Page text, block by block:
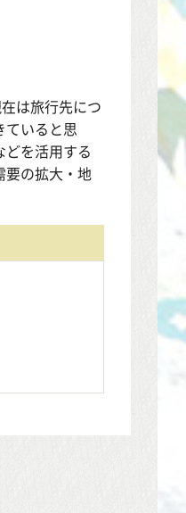
は旅行先につ
ていると思
を活用する
要の拡大・地